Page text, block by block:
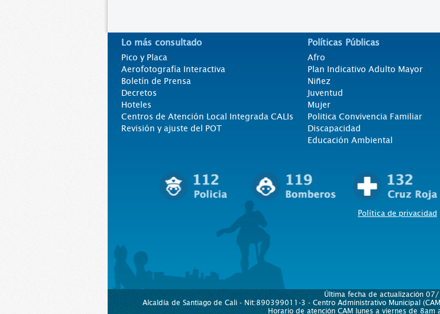
Lo más consultado
Pico y Placa
Aerofotografía Interactiva
Boletín de Prensa
Decretos
Hoteles
Centros de Atención Local Integrada CALIs
Revisión y ajuste del POT
Políticas Públicas
Afro
Plan Indicativo Adulto Mayor
Niñez
Juventud
Mujer
Politica Convivencia Familiar
Discapacidad
Educación Ambiental
Política de privacidad
Última fecha de actualización
Alcaldía de Santiago de Cali - Nit:890399011-3 - Centro Administrativo Municipal
Horario de atención CAM lunes a viernes de